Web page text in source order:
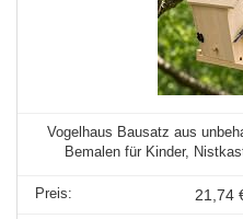
Vogelhaus Bausatz aus
Bemalen für Kinder,
21,74